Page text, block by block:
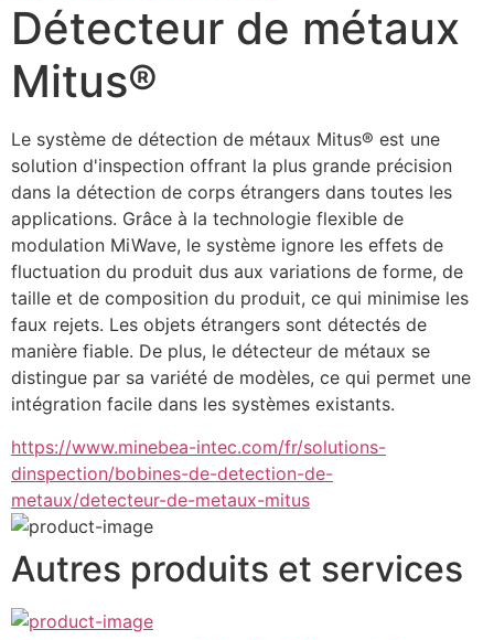
Détecteur de métaux
Mitus®
Le système de détection de métaux Mitus® est une
solution d'inspection offrant la plus grande précision
dans la détection de corps étrangers dans toutes les
applications. Grâce à la technologie flexible de
modulation MiWave, le système ignore les effets de
fluctuation du produit dus aux variations de forme, de
taille et de composition du produit, ce qui minimise les
faux rejets. Les objets étrangers sont détectés de
manière fiable. De plus, le détecteur de métaux se
distingue par sa variété de modèles, ce qui permet une
intégration facile dans les systèmes existants.
https://www.minebea-intec.com/fr/solutions-
dinspection/bobines-de-detection-de-
metaux/detecteur-de-metaux-mitus
Autres produits et services